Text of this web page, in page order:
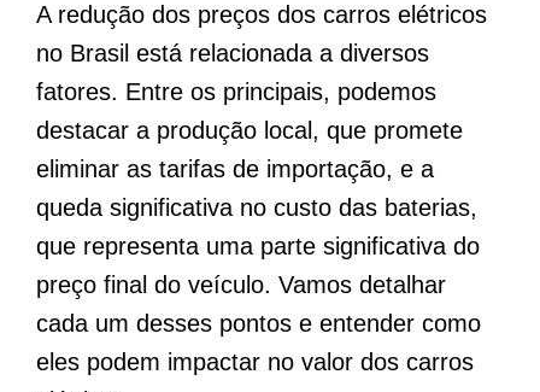
A redução dos preços dos carros elétricos
no Brasil está relacionada a diversos
fatores. Entre os principais, podemos
destacar a produção local, que promete
eliminar as tarifas de importação, e a
queda significativa no custo das baterias,
que representa uma parte significativa do
preço final do veículo. Vamos detalhar
cada um desses pontos e entender como
eles podem impactar no valor dos carros